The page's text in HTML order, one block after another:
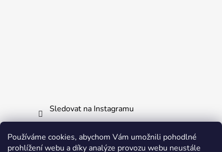
Používáme cookies, abychom Vám umožnili pohodlné
prohlížení webu a díky analýze provozu webu neustále
Sledovat na Instagramu
Informace pro vás